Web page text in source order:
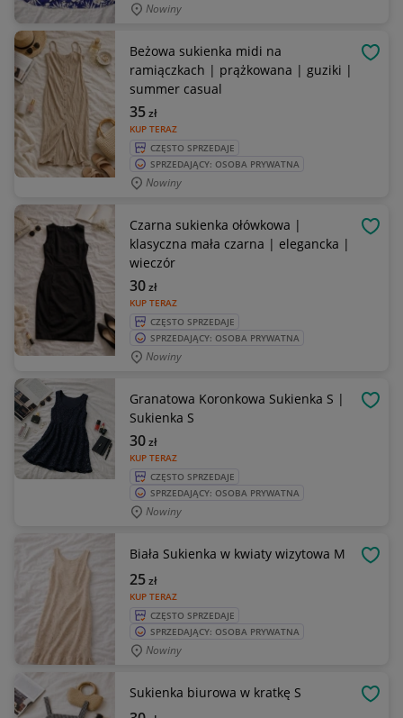
Nowiny
Beżowa sukienka midi na
ramiączkach | prążkowana | guziki |
summer casual
KUP TERAZ
35zł
CZĘSTO SPRZEDAJE
SPRZEDAJĄCY: OSOBA PRYWATNA
Nowiny
Czarna sukienka ołówkowa |
klasyczna mała czarna | elegancka |
wieczór
KUP TERAZ
30zł
CZĘSTO SPRZEDAJE
SPRZEDAJĄCY: OSOBA PRYWATNA
Nowiny
Granatowa Koronkowa Sukienka S |
Sukienka S
KUP TERAZ
30zł
CZĘSTO SPRZEDAJE
SPRZEDAJĄCY: OSOBA PRYWATNA
Nowiny
Biała Sukienka w kwiaty wizytowa M
KUP TERAZ
25zł
CZĘSTO SPRZEDAJE
SPRZEDAJĄCY: OSOBA PRYWATNA
Nowiny
Sukienka biurowa w kratkę S